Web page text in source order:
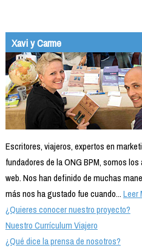
Xavi y Carme
Escritores, viajeros, expertos en
fundadores de la ONG BPM, somos
web. Nos han definido de muchas
más nos ha gustado fue cuando...Leer
¿Quieres conocer nuestro proyecto?
Nuestro Currículum Viajero
¿Qué dice la prensa de nosotros?